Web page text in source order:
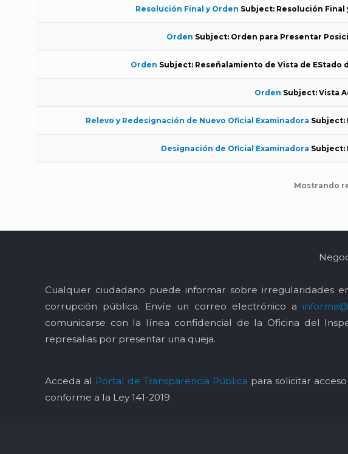
Resolución Final y Orden Subject: Resolución Final
Orden Subject: Orden para Presentar
Orden Subject: Reseñalamiento de Vista de
Orden Subject: Vista
Relevo y Redesignación de Nuevo Oficial Examinadora Subject:
Designación de Oficial Examinadora Subject:
Mostrando
Cualquier ciudadano puede informar sobre
corrupción pública. Envíe un correo electrónico a
comunicarse con la línea confidencial de la Oficina del
represalias por presentar una queja.
Acceda al Portal de Transparencia Pública para solicitar
conforme a la Ley 141-2019